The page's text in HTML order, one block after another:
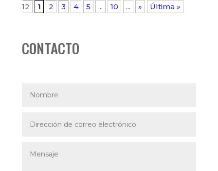
12
1 2 3 4 5 ... 10 ... » Última »
CONTACTO